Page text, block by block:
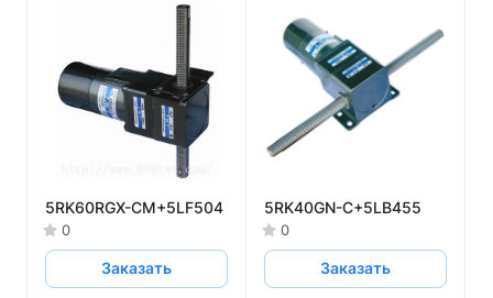
5RK60RGX-CM+5LF504
0
Заказать
5RK40GN-C+5LB455
0
Заказать